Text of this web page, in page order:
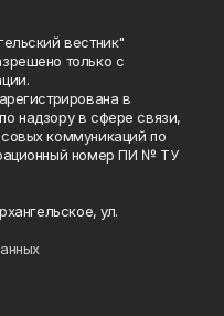
вестник"
только с
в
надзору в сфере связи,
коммуникаций по
номер ПИ № ТУ
ул.